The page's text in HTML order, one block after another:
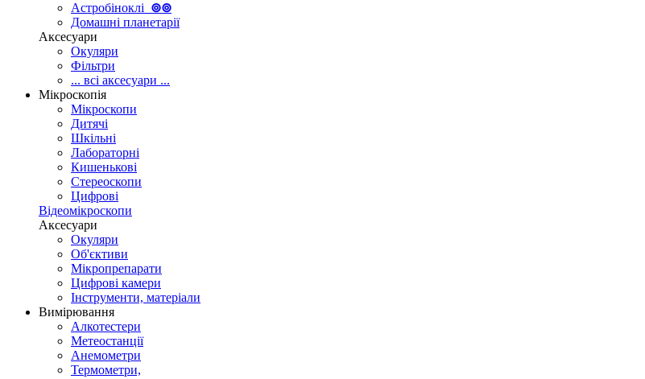
Астробіноклі ⊚⊚
Домашні планетарії
Аксесуари
Окуляри
Фільтри
... всі аксесуари ...
Мікроскопія
Мікроскопи
Дитячі
Шкільні
Лабораторні
Кишенькові
Стереоскопи
Цифрові
Відеомікроскопи
Аксесуари
Окуляри
Об'єктиви
Мікропрепарати
Цифрові камери
Інструменти, матеріали
Вимірювання
Алкотестери
Метеостанції
Анемометри
Термометри,